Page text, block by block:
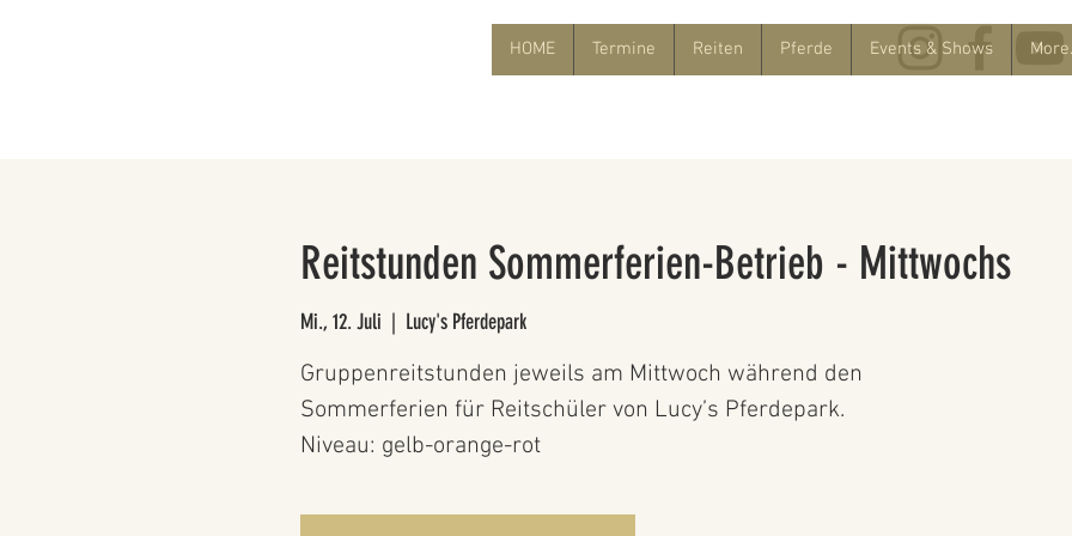
HOME Termine Reiten Pferde Events & Shows
Reitstunden Sommerferien-Betrieb - Mittwochs
Mi., 12. Juli
  |
Lucy's Pferdepark
Gruppenreitstunden jeweils am Mittwoch während den
Sommerferien für Reitschüler von Lucy’s Pferdepark.
Niveau: gelb-orange-rot